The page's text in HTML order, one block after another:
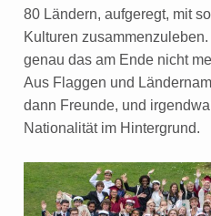
80 Ländern, aufgeregt, mit
Kulturen
genau das am Ende nicht
Aus Flaggen und
dann Freunde, und
Nationalität im Hintergrund.